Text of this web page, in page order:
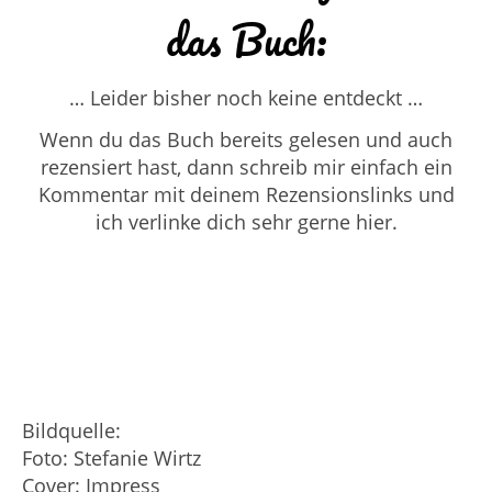
das Buch:
… Leider bisher noch keine entdeckt …
Wenn du das Buch bereits gelesen und auch
rezensiert hast, dann schreib mir einfach ein
Kommentar mit deinem Rezensionslinks und
ich verlinke dich sehr gerne hier.
Bildquelle:
Foto: Stefanie Wirtz
Cover: Impress